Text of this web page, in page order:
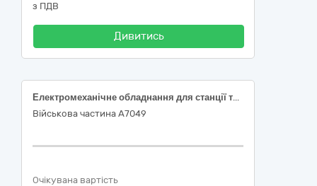
з ПДВ
Дивитись
Електромеханічне обладнання для станції технічного обслуговування
Військова частина А7049
Очікувана вартість